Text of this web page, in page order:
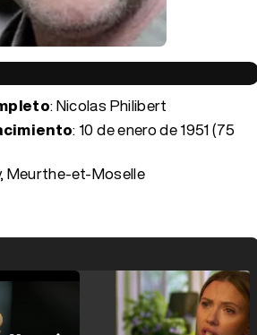
: Nicolas Philibert
: 10 de enero de 1951 (75
Meurthe-et-Moselle